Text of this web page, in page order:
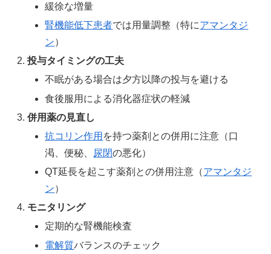
緩徐な増量
腎機能低下患者では用量調整（特にアマンタジ
ン）
投与タイミングの工夫
不眠がある場合は夕方以降の投与を避ける
食後服用による消化器症状の軽減
併用薬の見直し
抗コリン作用 を持つ薬剤との併用に注意（口
渇、便秘、 尿閉の悪化）
QT延長を起こす薬剤との併用注意（アマンタジ
ン）
モニタリング
定期的な腎機能検査
電解質バランスのチェック